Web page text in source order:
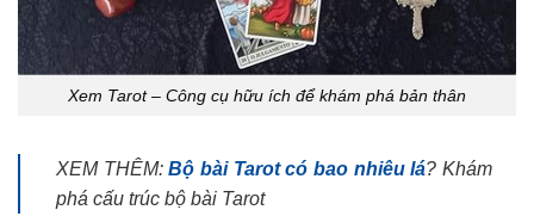
Xem Tarot – Công cụ hữu ích để khám phá bản thân
XEM THÊM:Bộ bài Tarot có bao nhiêu lá? Khám
phá cấu trúc bộ bài Tarot